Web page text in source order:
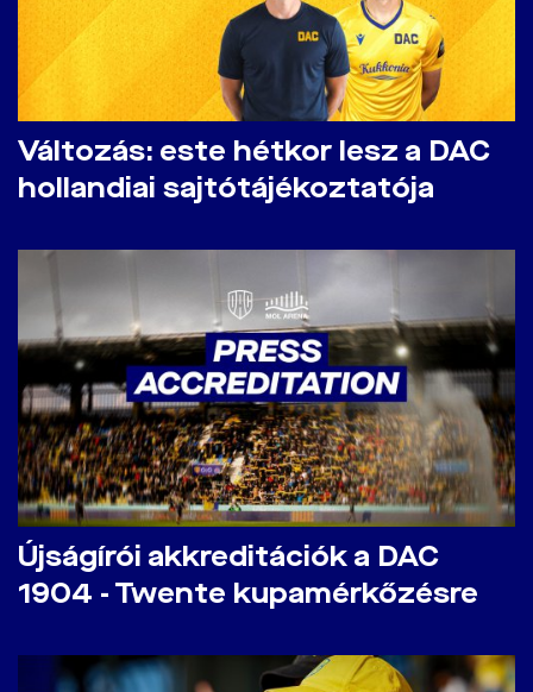
Változás: este hétkor lesz a DAC
hollandiai sajtótájékoztatója
Újságírói akkreditációk a DAC
1904 - Twente kupamérkőzésre